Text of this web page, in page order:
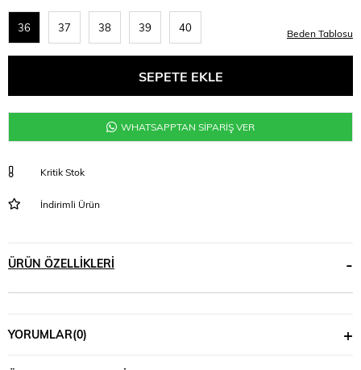
36 37 38 39 40 Beden Tablosu
WHATSAPPTAN SİPARİŞ VER
Kritik Stok
İndirimli Ürün
ÜRÜN ÖZELLIKLERI
YORUMLAR(0)